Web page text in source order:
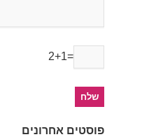
2+1=
פוסטים אחרונים